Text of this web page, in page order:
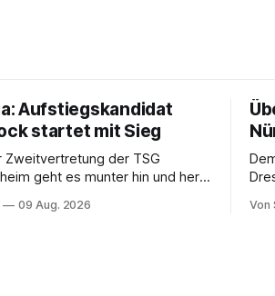
Aufstiegskandidat
startet mit Sieg
Zweitvertretung der TSG
geht es munter hin und her.
09 Aug. 2026 Von